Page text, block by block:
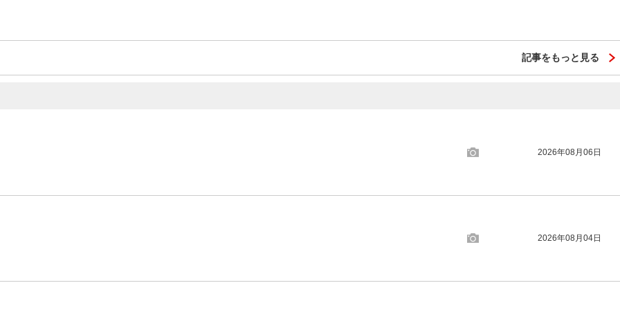
記事をもっと見る
2026年08月06日
2026年08月04日